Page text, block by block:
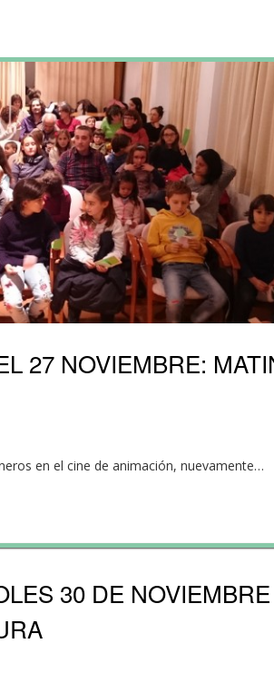
27 NOVIEMBRE:
en el cine de animación, nuevamente…
30 DE